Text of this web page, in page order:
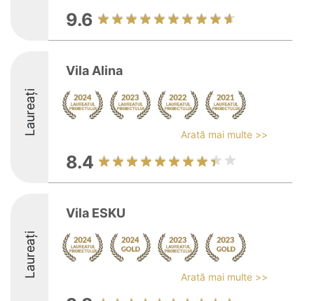
9.6
Laureați
Vila Alina
Arată mai multe >>
8.4
Laureați
Vila ESKU
Arată mai multe >>